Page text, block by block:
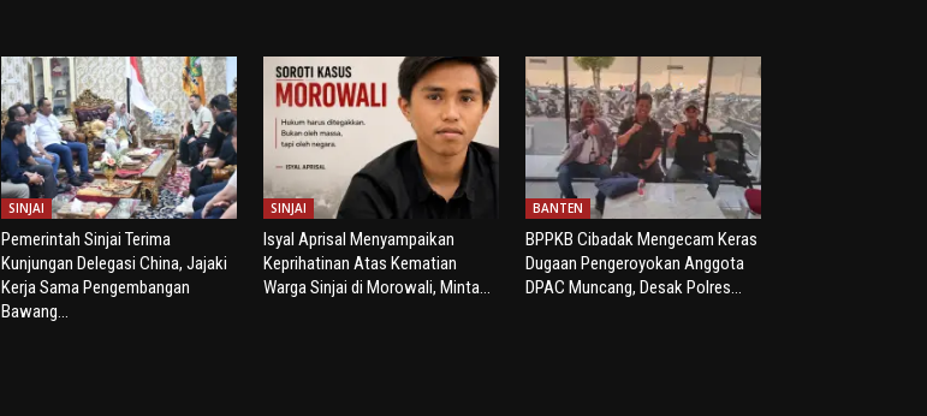
SINJAI
Pemerintah Sinjai Terima
Kunjungan Delegasi China, Jajaki
Kerja Sama Pengembangan
Bawang...
SINJAI
Isyal Aprisal Menyampaikan
Keprihatinan Atas Kematian
Warga Sinjai di Morowali, Minta...
BANTEN
BPPKB Cibadak Mengecam Keras
Dugaan Pengeroyokan Anggota
DPAC Muncang, Desak Polres...